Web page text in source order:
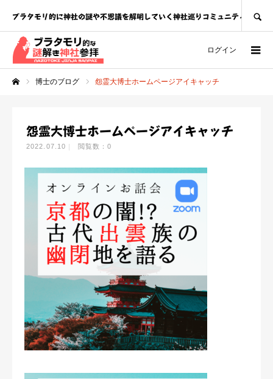
ブラタモリ的に神社の謎や不思議を解明していく神社巡りコミュニティ
ログイン
博士のブログ 怨霊大博士ホームページアイキャッチ
怨霊大博士ホームページアイキャッチ
2022.07.10 閲覧数：0